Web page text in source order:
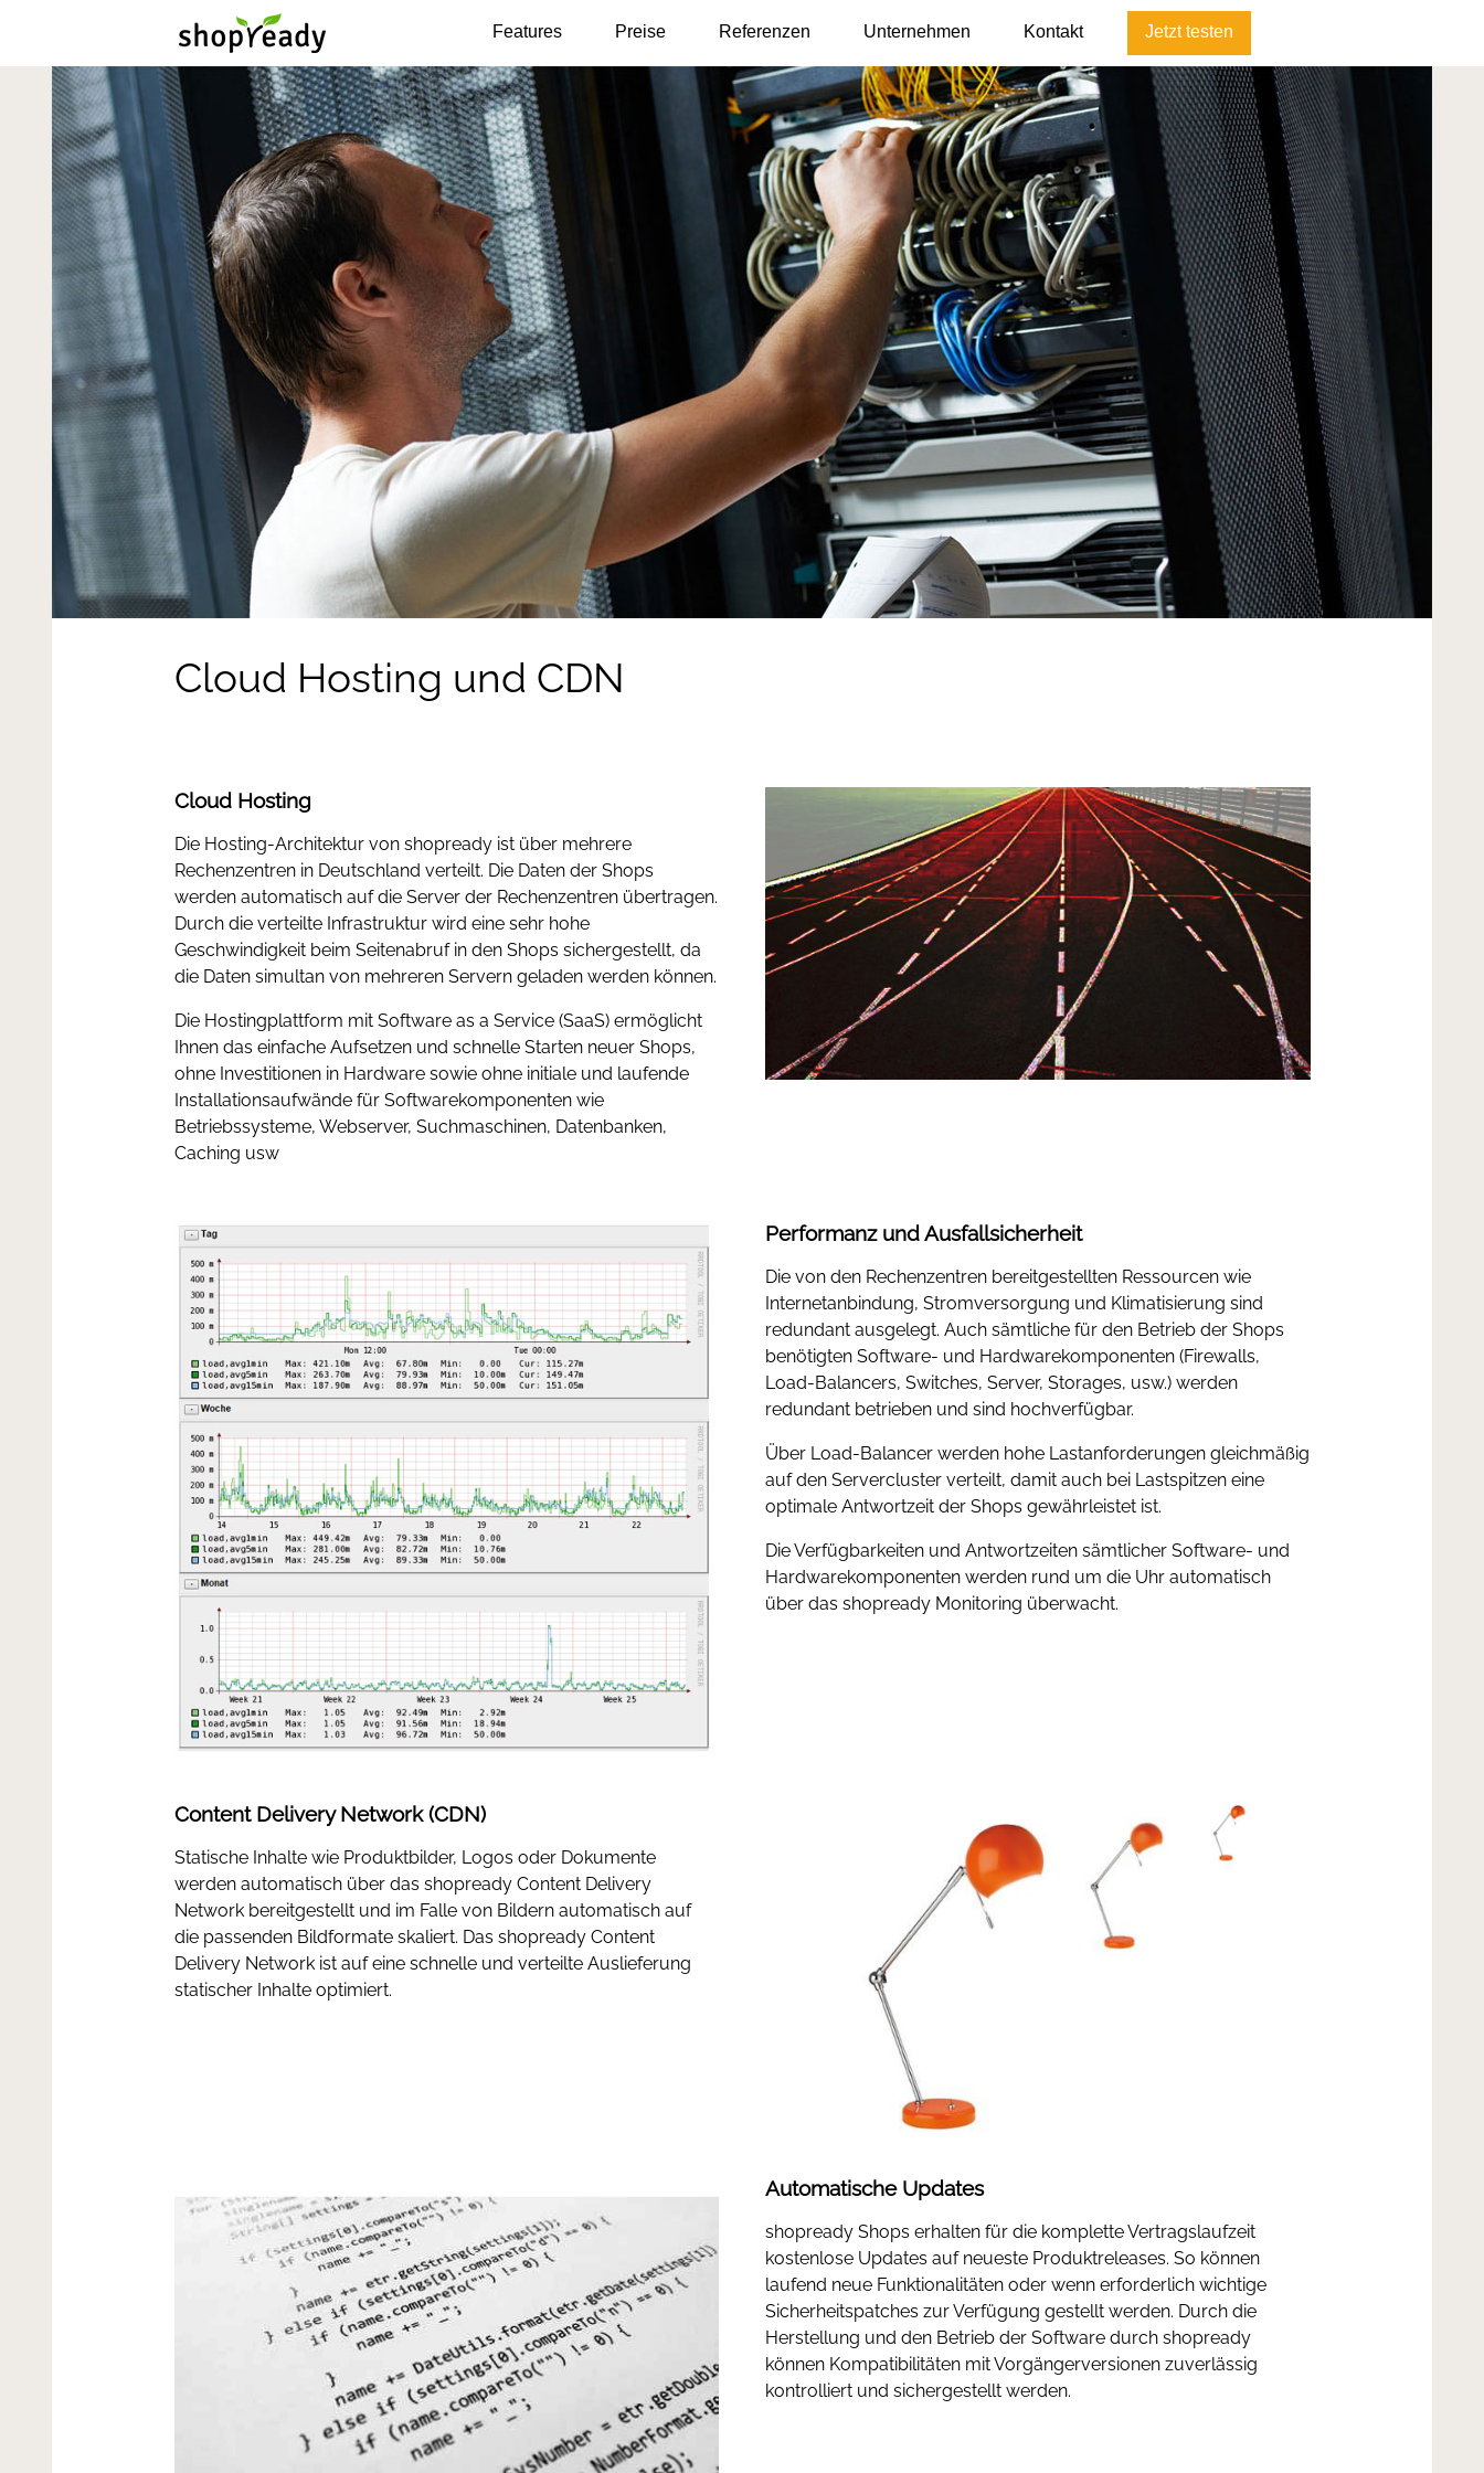
Features Preise Referenzen Unternehmen Kontakt Jetzt testen
Cloud Hosting und CDN
Cloud Hosting
Die Hosting-Architektur von shopready ist über mehrere
Rechenzentren in Deutschland verteilt. Die Daten der Shops
werden automatisch auf die Server der Rechenzentren übertragen.
Durch die verteilte Infrastruktur wird eine sehr hohe
Geschwindigkeit beim Seitenabruf in den Shops sichergestellt, da
die Daten simultan von mehreren Servern geladen werden können.
Die Hostingplattform mit Software as a Service (SaaS) ermöglicht
Ihnen das einfache Aufsetzen und schnelle Starten neuer Shops,
ohne Investitionen in Hardware sowie ohne initiale und laufende
Installationsaufwände für Softwarekomponenten wie
Betriebssysteme, Webserver, Suchmaschinen, Datenbanken,
Caching usw
Performanz und Ausfallsicherheit
Die von den Rechenzentren bereitgestellten Ressourcen wie
Internetanbindung, Stromversorgung und Klimatisierung sind
redundant ausgelegt. Auch sämtliche für den Betrieb der Shops
benötigten Software- und Hardwarekomponenten (Firewalls,
Load-Balancers, Switches, Server, Storages, usw.) werden
redundant betrieben und sind hochverfügbar.
Über Load-Balancer werden hohe Lastanforderungen gleichmäßig
auf den Servercluster verteilt, damit auch bei Lastspitzen eine
optimale Antwortzeit der Shops gewährleistet ist.
Die Verfügbarkeiten und Antwortzeiten sämtlicher Software- und
Hardwarekomponenten werden rund um die Uhr automatisch
über das shopready Monitoring überwacht.
Content Delivery Network (CDN)
Statische Inhalte wie Produktbilder, Logos oder Dokumente
werden automatisch über das shopready Content Delivery
Network bereitgestellt und im Falle von Bildern automatisch auf
die passenden Bildformate skaliert. Das shopready Content
Delivery Network ist auf eine schnelle und verteilte Auslieferung
statischer Inhalte optimiert.
Automatische Updates
shopready Shops erhalten für die komplette Vertragslaufzeit
kostenlose Updates auf neueste Produktreleases. So können
laufend neue Funktionalitäten oder wenn erforderlich wichtige
Sicherheitspatches zur Verfügung gestellt werden. Durch die
Herstellung und den Betrieb der Software durch shopready
können Kompatibilitäten mit Vorgängerversionen zuverlässig
kontrolliert und sichergestellt werden.